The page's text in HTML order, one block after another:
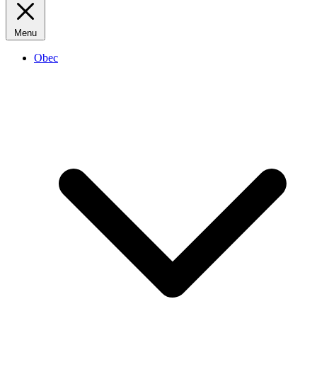
Menu
Obec